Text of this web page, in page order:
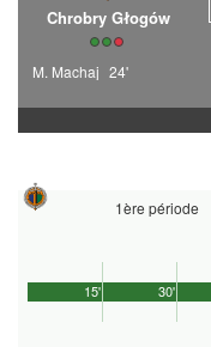
Chrobry Głogów
M. Machaj 24'
1ère période
15' 30'